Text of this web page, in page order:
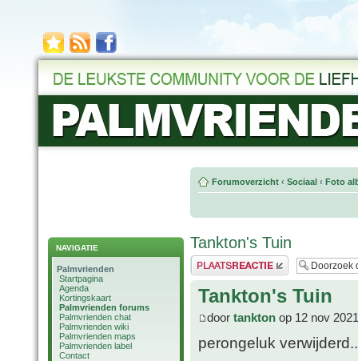
NAVIGATIE
Palmvrienden
Startpagina
Agenda
Kortingskaart
Palmvrienden forums
Palmvrienden chat
Palmvrienden wiki
Palmvrienden maps
Palmvrienden label
Contact
Forumoverzicht ‹ Sociaal ‹ Foto
Tankton's Tuin
Plaats een reactie
Tankton's Tuin
door tankton op 12 nov
perongeluk